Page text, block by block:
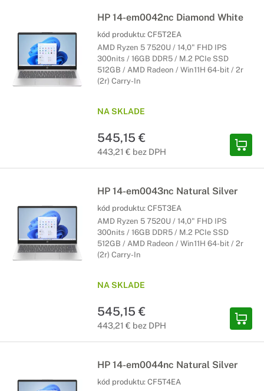
HP 14-em0042nc Diamond White
kód produktu: CF5T2EA
AMD Ryzen 5 7520U / 14,0" FHD IPS
300nits / 16GB DDR5 / M.2 PCIe SSD
512GB / AMD Radeon / Win11H 64-bit / 2r
(2r) Carry-In
NA SKLADE
545,15 €
443,21 € bez DPH
HP 14-em0043nc Natural Silver
kód produktu: CF5T3EA
AMD Ryzen 5 7520U / 14,0" FHD IPS
300nits / 16GB DDR5 / M.2 PCIe SSD
512GB / AMD Radeon / Win11H 64-bit / 2r
(2r) Carry-In
NA SKLADE
545,15 €
443,21 € bez DPH
HP 14-em0044nc Natural Silver
kód produktu: CF5T4EA